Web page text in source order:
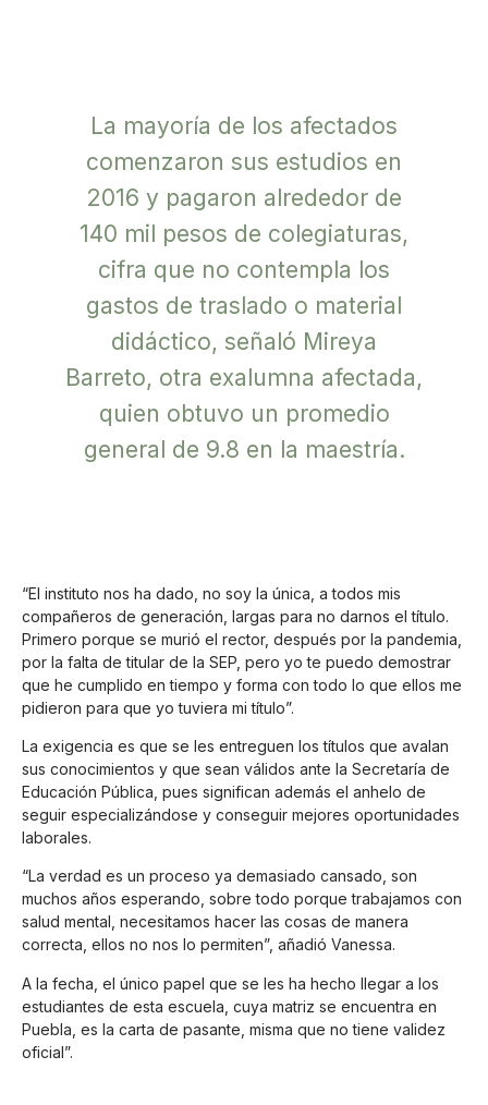
La mayoría de los afectados
comenzaron sus estudios en
2016 y pagaron alrededor de
140 mil pesos de colegiaturas,
cifra que no contempla los
gastos de traslado o material
didáctico, señaló Mireya
Barreto, otra exalumna afectada,
quien obtuvo un promedio
general de 9.8 en la maestría.
“El instituto nos ha dado, no soy la única, a todos mis
compañeros de generación, largas para no darnos el título.
Primero porque se murió el rector, después por la pandemia,
por la falta de titular de la SEP, pero yo te puedo demostrar
que he cumplido en tiempo y forma con todo lo que ellos me
pidieron para que yo tuviera mi título”.
La exigencia es que se les entreguen los títulos que avalan
sus conocimientos y que sean válidos ante la Secretaría de
Educación Pública, pues significan además el anhelo de
seguir especializándose y conseguir mejores oportunidades
laborales.
“La verdad es un proceso ya demasiado cansado, son
muchos años esperando, sobre todo porque trabajamos con
salud mental, necesitamos hacer las cosas de manera
correcta, ellos no nos lo permiten”, añadió Vanessa.
A la fecha, el único papel que se les ha hecho llegar a los
estudiantes de esta escuela, cuya matriz se encuentra en
Puebla, es la carta de pasante, misma que no tiene validez
oficial”.